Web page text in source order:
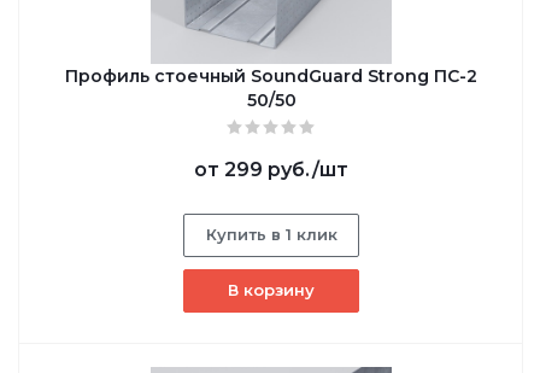
Профиль стоечный SoundGuard Strong ПС-2
50/50
от 299 руб./шт
Купить в 1 клик
В корзину